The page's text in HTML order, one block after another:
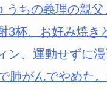
うちの義理の親
3杯、お好み焼き
ン、運動せずに漫
肺がんでやめた